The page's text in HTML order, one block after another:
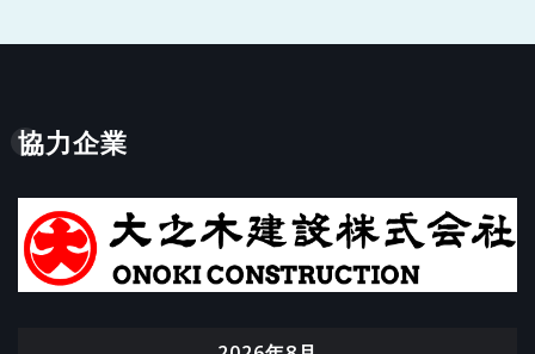
協力企業